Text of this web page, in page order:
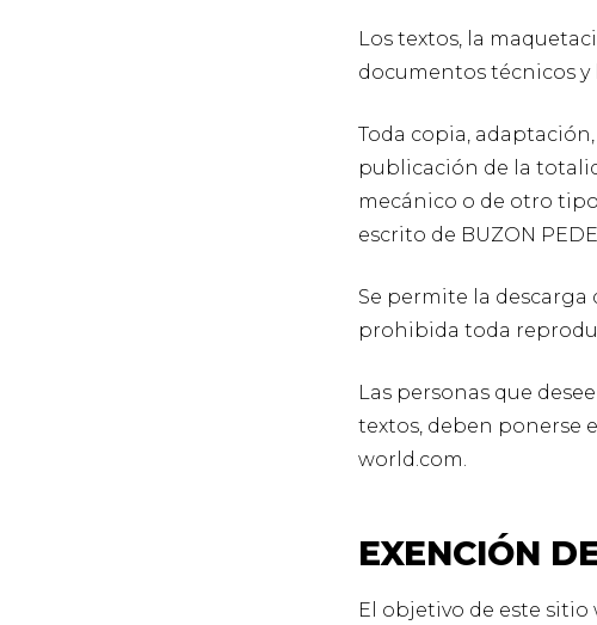
Los textos, la
documentos técnicos
Toda copia,
publicación de la
mecánico o de otro
escrito de BUZON
Se permite la
prohibida toda
Las personas que
textos, deben ponerse
world.com.
EXENCIÓN
El objetivo de este